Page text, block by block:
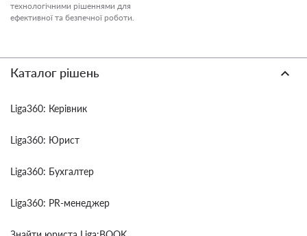
технологічними рішеннями для
ефективної та безпечної роботи.
Каталог рішень
Liga360: Керівник
Liga360: Юрист
Liga360: Бухгалтер
Liga360: PR-менеджер